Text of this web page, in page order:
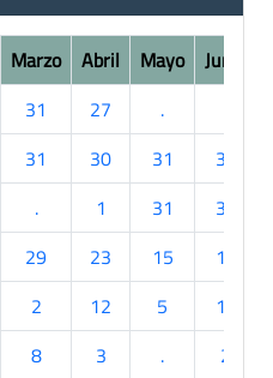
Marzo Abril Mayo Junio
31 27 .
31 30 31
30
. 1 31
30
29 23 15
10
2 12 5
12
8 3 .
2